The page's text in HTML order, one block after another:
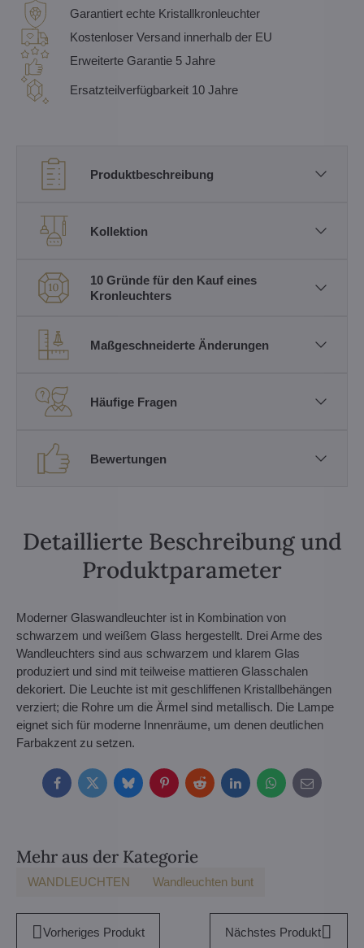
Garantiert echte Kristallkronleuchter
Kostenloser Versand innerhalb der EU
Erweiterte Garantie 5 Jahre
Ersatzteilverfügbarkeit 10 Jahre
Produktbeschreibung
Kollektion
10 Gründe für den Kauf eines
Kronleuchters
Maßgeschneiderte Änderungen
Häufige Fragen
Bewertungen
Detaillierte Beschreibung und
Produktparameter
Moderner Glaswandleuchter ist in Kombination von
schwarzem und weißem Glass hergestellt. Drei Arme des
Wandleuchters sind aus schwarzem und klarem Glas
produziert und sind mit teilweise mattieren Glasschalen
dekoriert. Die Leuchte ist mit geschliffenen Kristallbehängen
verziert; die Rohre um die Ärmel sind metallisch. Die Lampe
eignet sich für moderne Innenräume, um denen deutlichen
Farbakzent zu setzen.
FacebookTwitterBlueskyPinterestRedditLinkedInWhatsApp
E-
mail
Mehr aus der Kategorie
WANDLEUCHTEN Wandleuchten bunt
Vorheriges Produkt Nächstes Produkt